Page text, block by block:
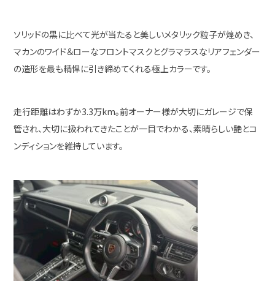
ソリッドの黒に比べて光が当たると美しいメタリック粒子が煌めき、
マカンのワイド＆ローなフロントマスクとグラマラスなリアフェンダー
の造形を最も精悍に引き締めてくれる極上カラーです。
走行距離はわずか3.3万km。前オーナー様が大切にガレージで保
管され、大切に扱われてきたことが一目でわかる、素晴らしい艶とコ
ンディションを維持しています。